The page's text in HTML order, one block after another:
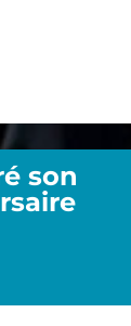
son